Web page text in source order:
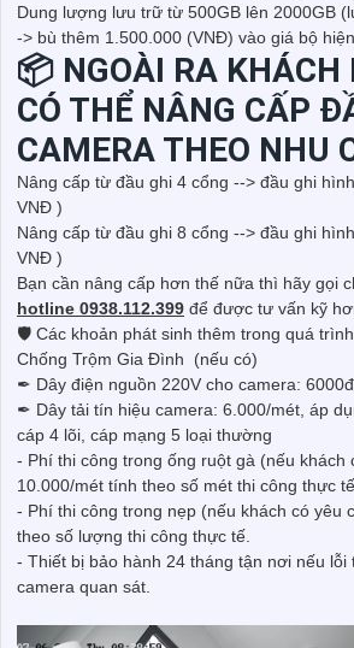
Dung lượng lưu trữ từ 500GB lên 2000GB
-> bù thêm 1.500.000 (VNĐ) vào giá bộ
📦 NGOÀI RA KHÁCH
CÓ THỂ NÂNG CẤP
CAMERA THEO NHU
Nâng cấp từ đầu ghi 4 cổng --> đầu ghi
VNĐ )
Nâng cấp từ đầu ghi 8 cổng --> đầu ghi
VNĐ )
Bạn cần nâng cấp hơn thế nữa thì hãy gọi
hotline 0938.112.399 để được tư vấn kỹ
🛡 Các khoản phát sinh thêm trong quá
Chống Trộm Gia Đình (nếu có)
✒ Dây điện nguồn 220V cho camera:
✒ Dây tải tín hiệu camera: 6.000/mét, áp
cáp 4 lõi, cáp mạng 5 loại thường
- Phí thi công trong ống ruột gà (nếu khách
10.000/mét tính theo số mét thi công thực tế.
- Phí thi công trong nẹp (nếu khách có yêu
theo số lượng thi công thực tế.
- Thiết bị bảo hành 24 tháng tận nơi nếu lỗi
camera quan sát.